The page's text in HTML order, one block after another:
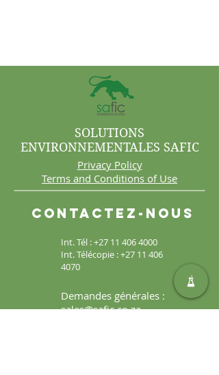
Int. Tél :+27 11 406 4000
Int. Télécopie :+27 11 406
4070
Contactez-nous
Demandes générales :
sales@safic.co.za
SOLUTIONS
ENVIRONNEMENTALES SAFIC
Privacy Policy
Terms and Conditions of Use